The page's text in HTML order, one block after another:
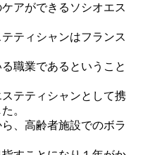
アができるソシオエス
ティシャンはフランス
職業であるということ
テティシャンとして携
。
、高齢者施設でのボラ